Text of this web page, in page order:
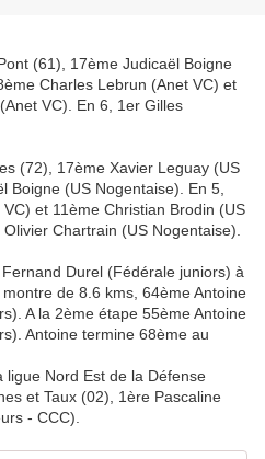
(61), 17ème Judicaël Boigne
Charles Lebrun (Anet VC) et
VC). En 6, 1er Gilles
(72), 17ème Xavier Leguay (US
Boigne (US Nogentaise). En 5,
et 11ème Christian Brodin (US
Chartrain (US Nogentaise).
Durel (Fédérale juniors) à
de 8.6 kms, 64ème Antoine
A la 2ème étape 55ème Antoine
Antoine termine 68ème au
Nord Est de la Défense
et Taux (02), 1ère Pascaline
- CCC).